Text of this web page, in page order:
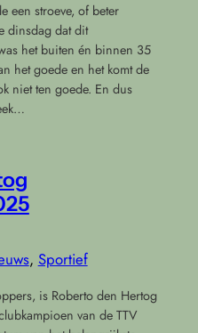
een stroeve, of beter
dinsdag dat dit
het buiten én binnen 35
het goede en het komt de
niet ten goede. En dus
, Sportief
is Roberto den Hertog
van de TTV